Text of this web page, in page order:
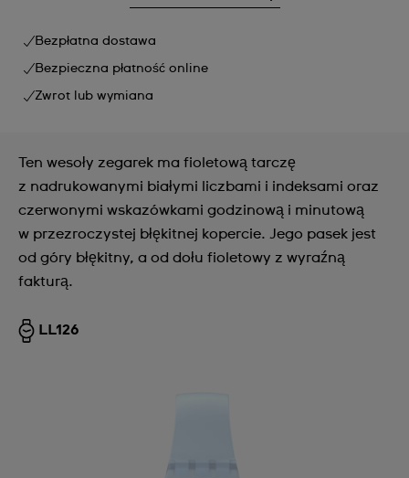
Bezpłatna dostawa
Bezpieczna płatność online
Zwrot lub wymiana
Ten wesoły zegarek ma fioletową tarczę
z nadrukowanymi białymi liczbami i indeksami oraz
czerwonymi wskazówkami godzinową i minutową
w przezroczystej błękitnej kopercie. Jego pasek jest
od góry błękitny, a od dołu fioletowy z wyraźną
fakturą.
LL126